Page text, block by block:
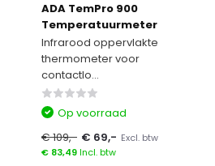
ADA TemPro 900
Temperatuurmeter
Infrarood oppervlakte
thermometer voor
contactlo...
Op voorraad
€ 109,- € 69,- Excl. btw
€ 83,49Incl. btw